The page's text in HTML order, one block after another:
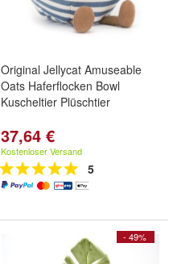
Original Jellycat Amuseable
Oats Haferflocken Bowl
Kuscheltier Plüschtier
37,64 €
Kostenloser Versand
5
- 49%